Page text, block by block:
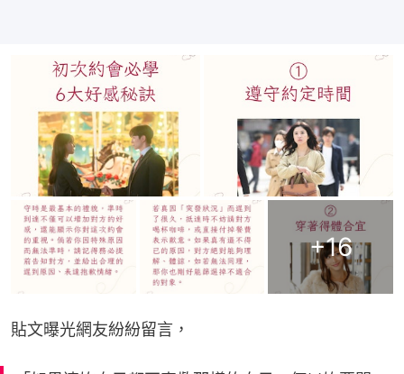
+16
貼文曝光網友紛紛留言，